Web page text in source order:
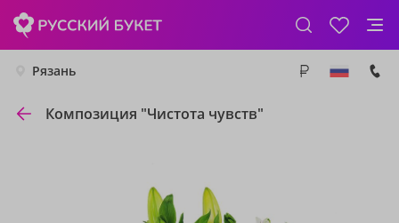
Рязань
Композиция "Чистота чувств"